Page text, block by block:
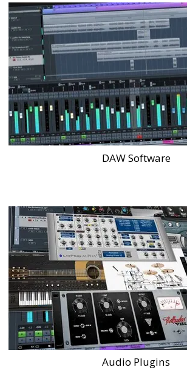
DAW Software
Audio Plugins